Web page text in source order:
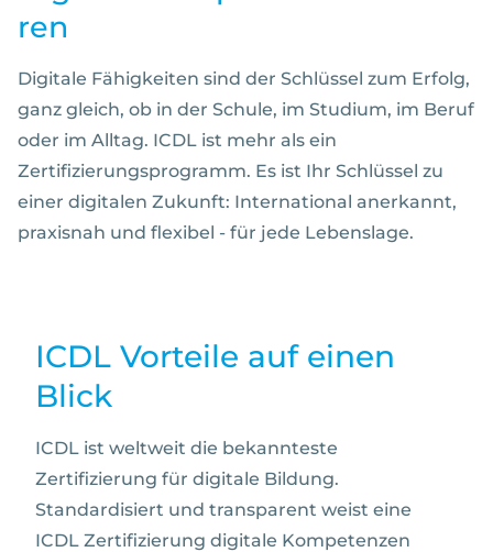
ren
Digitale Fähigkeiten sind der Schlüssel zum Erfolg,
ganz gleich, ob in der Schule, im Studium, im Beruf
oder im Alltag. ICDL ist mehr als ein
Zertifizierungsprogramm. Es ist Ihr Schlüssel zu
einer digitalen Zukunft: International anerkannt,
praxisnah und flexibel - für jede Lebenslage.
ICDL Vorteile auf einen
Blick
ICDL ist weltweit die bekannteste
Zertifizierung für digitale Bildung.
Standardisiert und transparent weist eine
ICDL Zertifizierung digitale Kompetenzen